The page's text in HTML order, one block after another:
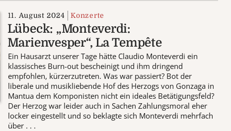
11. August 2024 Konzerte
Lübeck: „Monteverdi:
Marienvesper“, La Tempête
Ein Hausarzt unserer Tage hätte Claudio Monteverdi ein
klassisches Burn-out bescheinigt und ihm dringend
empfohlen, kürzerzutreten. Was war passiert? Bot der
liberale und musikliebende Hof des Herzogs von Gonzaga in
Mantua dem Komponisten nicht ein ideales Betätigungsfeld?
Der Herzog war leider auch in Sachen Zahlungsmoral eher
locker eingestellt und so beklagte sich Monteverdi mehrfach
über . . .